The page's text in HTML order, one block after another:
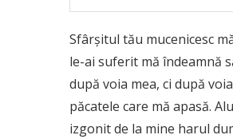
Sfârşitul tău mucenicesc
le-ai suferit mă îndeamnă
după voia mea, ci după
păcatele care mă apasă.
izgonit de la mine harul